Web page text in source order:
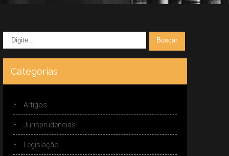
Categorias
Artigos
Jurisprudências
Legislação